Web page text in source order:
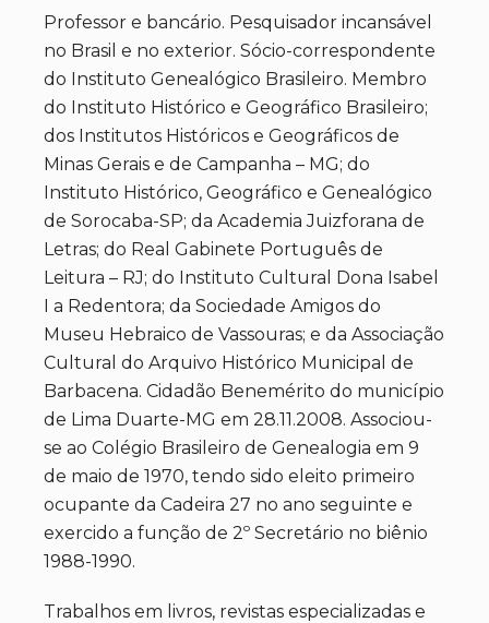
Professor e bancário. Pesquisador incansável
no Brasil e no exterior. Sócio-correspondente
do Instituto Genealógico Brasileiro. Membro
do Instituto Histórico e Geográfico Brasileiro;
dos Institutos Históricos e Geográficos de
Minas Gerais e de Campanha – MG; do
Instituto Histórico, Geográfico e Genealógico
de Sorocaba-SP; da Academia Juizforana de
Letras; do Real Gabinete Português de
Leitura – RJ; do Instituto Cultural Dona Isabel
I a Redentora; da Sociedade Amigos do
Museu Hebraico de Vassouras; e da Associação
Cultural do Arquivo Histórico Municipal de
Barbacena. Cidadão Benemérito do município
de Lima Duarte-MG em 28.11.2008. Associou-
se ao Colégio Brasileiro de Genealogia em 9
de maio de 1970, tendo sido eleito primeiro
ocupante da Cadeira 27 no ano seguinte e
exercido a função de 2º Secretário no biênio
1988-1990.
Trabalhos em livros, revistas especializadas e